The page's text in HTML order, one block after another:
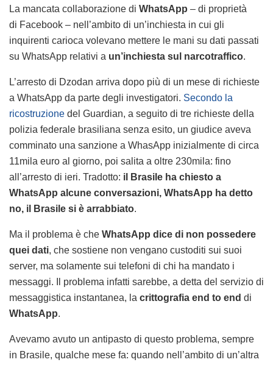
La mancata collaborazione di WhatsApp – di proprietà
di Facebook – nell’ambito di un’inchiesta in cui gli
inquirenti carioca volevano mettere le mani su dati passati
su WhatsApp relativi a un’inchiesta sul narcotraffico.
L’arresto di Dzodan arriva dopo più di un mese di richieste
a WhatsApp da parte degli investigatori. Secondo la
ricostruzione del Guardian, a seguito di tre richieste della
polizia federale brasiliana senza esito, un giudice aveva
comminato una sanzione a WhasApp inizialmente di circa
11mila euro al giorno, poi salita a oltre 230mila: fino
all’arresto di ieri. Tradotto: il Brasile ha chiesto a
WhatsApp alcune conversazioni, WhatsApp ha detto
no, il Brasile si è arrabbiato.
Ma il problema è che WhatsApp dice di non possedere
quei dati, che sostiene non vengano custoditi sui suoi
server, ma solamente sui telefoni di chi ha mandato i
messaggi. Il problema infatti sarebbe, a detta del servizio di
messaggistica instantanea, la crittografia end to end di
WhatsApp.
Avevamo avuto un antipasto di questo problema, sempre
in Brasile, qualche mese fa: quando nell’ambito di un’altra